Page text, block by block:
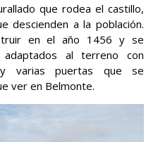
que rodea el castillo,
descienden a la población.
en el año 1456 y se
adaptados al terreno con
varias puertas que se
ver en Belmonte.